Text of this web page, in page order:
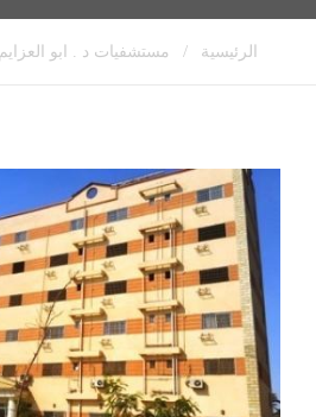
الرئيسية / مستشفيات د . ابو العزايم